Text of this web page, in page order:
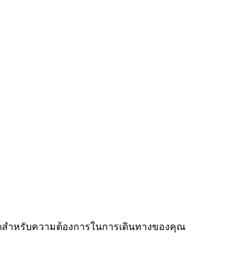
ำหรับความต้องการในการเดินทางของคุณ